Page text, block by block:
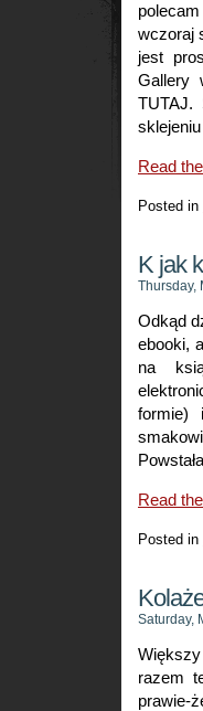
wczoraj
jest
Gallery
TUTAJ.
Read
Posted in
K jak
Thursday,
Odkąd
ebooki,
na
formie)
Read
Posted in
Saturday,
razem
prawie-